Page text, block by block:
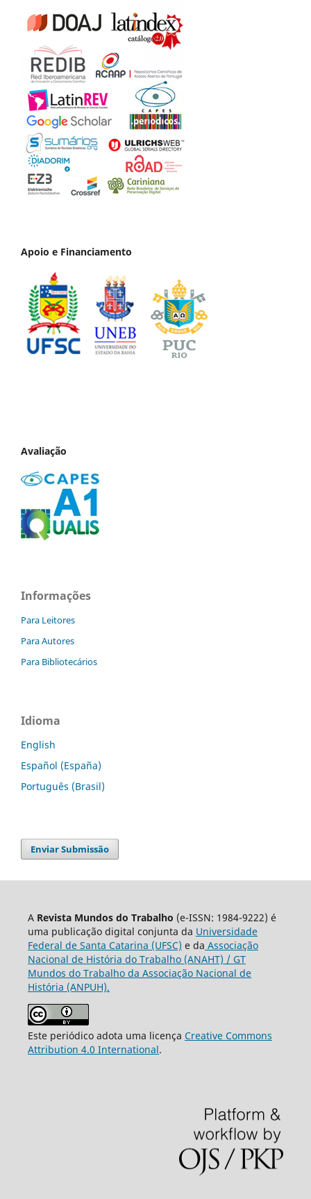
Apoio e Financiamento
Avaliação
Informações
Para Leitores
Para Autores
Para Bibliotecários
Idioma
English
Español (España)
Português (Brasil)
Enviar Submissão
A Revista Mundos do Trabalho (e-ISSN: 1984-9222) é
uma publicação digital conjunta da Universidade
Federal de Santa Catarina (UFSC) e da Associação
Nacional de História do Trabalho (ANAHT) / GT
Mundos do Trabalho da Associação Nacional de
História (ANPUH).
Este periódico adota uma licença Creative Commons
Attribution 4.0 International.